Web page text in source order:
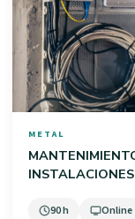
METAL
90 h Online